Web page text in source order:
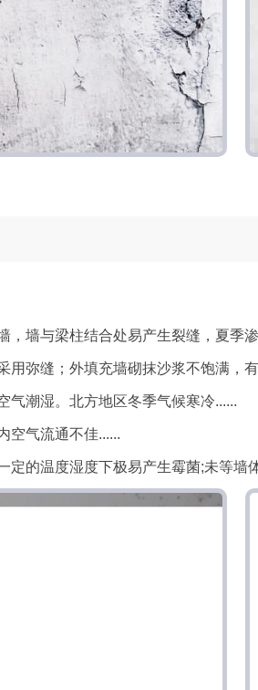
墙与梁柱结合处易产生裂缝，夏季
弥缝；外填充墙砌抹沙浆不饱满，
气潮湿。北方地区冬季气候寒冷......
空气流通不佳......
的温度湿度下极易产生霉菌;未等